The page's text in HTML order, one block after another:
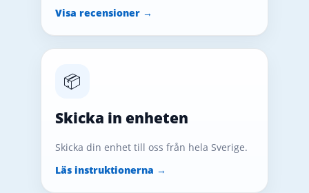
Visa recensioner →
📦
Skicka in enheten
Skicka din enhet till oss från hela Sverige.
Läs instruktionerna →